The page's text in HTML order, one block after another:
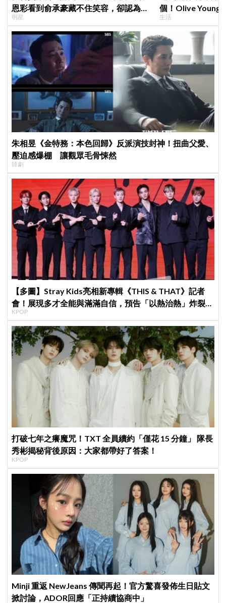
恩彩看到俞承豪藏不住笑容，卻認為安
普賢只是「搞笑男」
明星
個！Olive Young
遊客，機場「人
生活
朱相昱《金特務：本色回歸》反派演技封神！扭曲父愛、
壓迫感爆棚 讓觀眾毛骨悚然
韓劇
【多圖】Stray Kids亮相新專輯《THIS & THAT》記者
會！展現多才全能與滿滿自信，預告「以熱治熱」炸裂夏
日音樂圈
KPOP
打破七年之癢魔咒！TXT 全員續約「僅花 15 分鐘」 隊長
秀彬揭秘背後原因：大家都帶好了答案！
KPOP
Minji 重返 NewJeans 傳聞再起！官方驚喜發佈生日貼文
掀討論，ADOR回應「正持續協商中」